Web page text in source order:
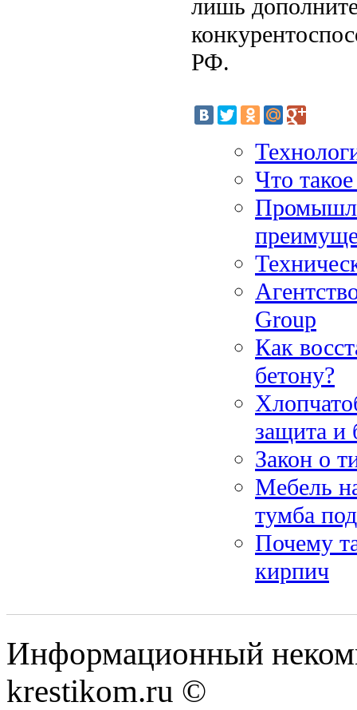
лишь
РФ.
Что
Group
Как
бетону?
защита и
Закон о
Мебель
тумба
Почему
кирпич
Информационный
krestikom.ru ©